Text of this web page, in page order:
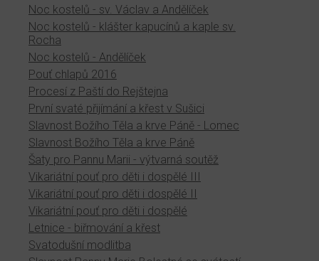
Noc kostelů - sv. Václav a Andělíček
Noc kostelů - klášter kapucínů a kaple sv.
Rocha
Noc kostelů - Andělíček
Pouť chlapů 2016
Procesí z Paští do Rejštejna
První svaté přijímání a křest v Sušici
Slavnost Božího Těla a krve Páně - Lomec
Slavnost Božího Těla a krve Páně
Šaty pro Pannu Marii - výtvarná soutěž
Vikariátní pouť pro děti i dospělé III
Vikariátní pouť pro děti i dospělé II
Vikariátní pouť pro děti i dospělé
Letnice - biřmování a křest
Svatodušní modlitba